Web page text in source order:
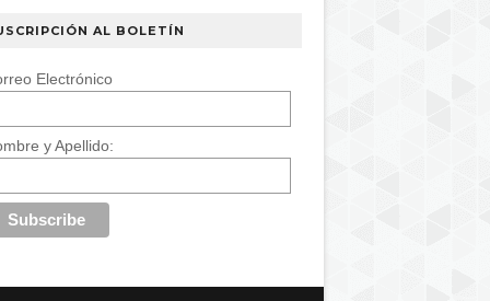
AL BOLETÍN
Electrónico
y Apellido: